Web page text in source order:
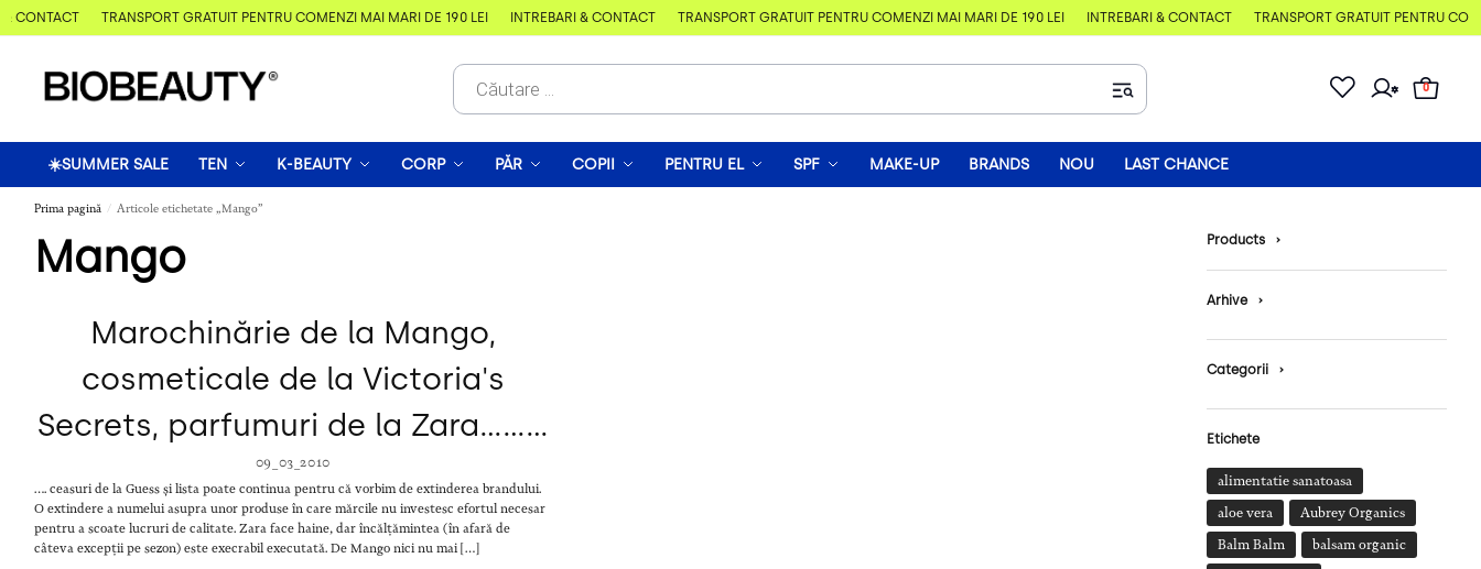
CONTACT TRANSPORT GRATUIT PENTRU COMENZI MAI MARI DE 190 LEI ÎNTREBĂRI & CONTACT TRANSPORT GRATUIT PENTRU COMENZI MAI MARI DE 190 LEI ÎNTREBĂRI & CONTACT TRANSPORT GRATUIT PENTRU
0
☀️SUMMER SALE TEN K-BEAUTY CORP PĂR COPII PENTRU EL SPF MAKE-UP BRANDS NOU LAST CHANCE
Prima pagină / Articole etichetate „Mango”
Mango
Marochinărie de la Mango,
cosmeticale de la Victoria's
Secrets, parfumuri de la Zara………
09_03_2010
…. ceasuri de la Guess și lista poate continua pentru că vorbim de extinderea brandului.
O extindere a numelui asupra unor produse în care mărcile nu investesc efortul necesar
pentru a scoate lucruri de calitate. Zara face haine, dar încălțămintea (în afară de
câteva excepții pe sezon) este execrabil executată. De Mango nici nu mai […]
Products ›
Arhive ›
Categorii ›
Etichete
alimentatie sanatoasa
aloe vera Aubrey Organics
Balm Balm balsam organic